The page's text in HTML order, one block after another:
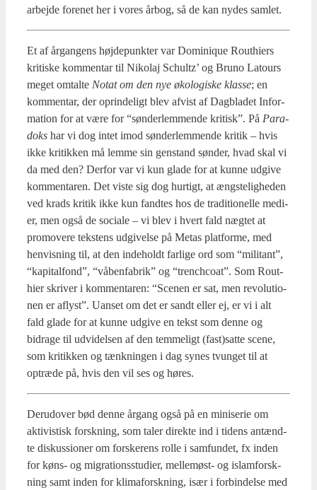
arbej­de for­e­net her i vores årbog, så de kan nydes sam­let.
Et af årgan­gens høj­de­punk­ter var Domi­nique Rout­hiers
kri­ti­ske kom­men­tar til Niko­laj Schultz’ og Bru­no Latours
meget omtal­te Notat om den nye øko­lo­gi­ske klas­se; en
kom­men­tar, der oprin­de­ligt blev afvist af Dag­bla­det Infor­
ma­tion for at være for “søn­der­lem­men­de kri­tisk”. På Para­
doks har vi dog intet imod søn­der­lem­men­de kri­tik – hvis
ikke kri­tik­ken må lem­me sin gen­stand søn­der, hvad skal vi
da med den? Der­for var vi kun gla­de for at kun­ne udgi­ve
kom­men­ta­ren. Det viste sig dog hur­tigt, at æng­ste­lig­he­den
ved krads kri­tik ikke kun fand­tes hos de tra­di­tio­nel­le medi­
er, men også de soci­a­le – vi blev i hvert fald næg­tet at
prom­ove­re tek­stens udgi­vel­se på Metas plat­for­me, med
hen­vis­ning til, at den inde­holdt far­li­ge ord som “mili­tant”,
“kapi­tal­fond”, “våben­fa­brik” og “tren­chco­at”. Som Rout­
hier skri­ver i kom­men­ta­ren: “Sce­nen er sat, men revo­lu­tio­
nen er aflyst”. Uan­set om det er sandt eller ej, er vi i alt
fald gla­de for at kun­ne udgi­ve en tekst som den­ne og
bidra­ge til udvi­del­sen af den tem­me­ligt (fast)satte sce­ne,
som kri­tik­ken og tænk­nin­gen i dag synes tvun­get til at
optræ­de på, hvis den vil ses og høres.
Der­u­d­over bød den­ne årgang også på en mini­se­rie om
akti­vis­tisk forsk­ning, som taler direk­te ind i tidens antænd­
te dis­kus­sio­ner om for­ske­rens rol­le i sam­fun­det, fx inden
for køns- og migra­tions­stu­di­er, mel­le­møst- og islam­forsk­
ning samt inden for kli­ma­forsk­ning, især i for­bin­del­se med